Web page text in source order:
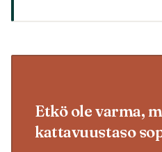
Etkö ole varma,
kattavuustaso